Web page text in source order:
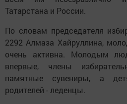
Татарстана и России.
По словам председателя
2292 Алмаза Хайруллина,
очень активна. Молодым
впервые, члены
памятные сувениры, а
родителей - леденцы.